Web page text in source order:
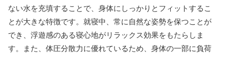
ない水を充填することで、身体にしっかりとフィットするこ
とが大きな特徴です。就寝中、常に自然な姿勢を保つことが
でき、浮遊感のある寝心地がリラックス効果をもたらしま
す。また、体圧分散力に優れているため、身体の一部に負荷